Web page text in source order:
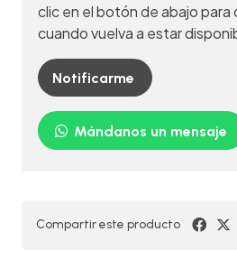
clic en el botón de abajo para
cuando vuelva a estar
Notificarme
Mándanos un mensaje
Compartir este producto